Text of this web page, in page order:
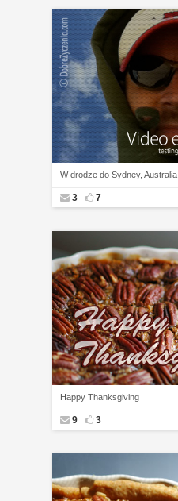
W drodze do Sydney, Australia
3 7
Happy Thanksgiving
9 3